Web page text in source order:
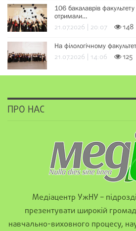
106 бакалаврів факультету
отримали…
21.07.2026 | 20:07 148
На філологічному
21.07.2026 | 14:06 125
ПРО НАС
Медіацентр УжНУ –
презентувати широкій
навчально-виховного процесу,